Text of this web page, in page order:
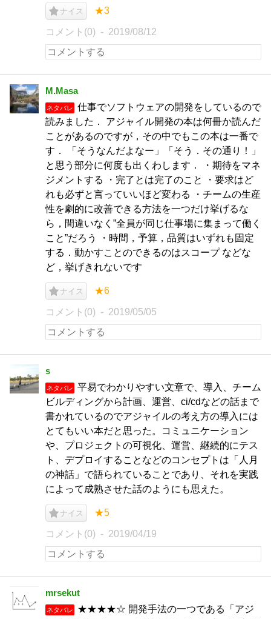
ナイス ★3
コメント(0) 2019/08/12
M.Masa
ネタバレ
仕事でソフトウェアの開発をしているので
読みました． アジャイル開発の本は何冊か読んだ
ことがあるのですが，その中でもこの本は一番で
す． 「そうなんだよなー」「そう．その通り！」
と思う部分に何度も出くわします． ・期待をマネ
ジメントする ・完了とは完了のこと ・要求はど
れも必ずと言っていいほど変わる ・チームの生産
性を劇的に改善できる方法を一つだけ挙げるな
ら，間違いなく”全員が同じ仕事場に集まって働く
こと”だろう ・時間，予算，品質はいずれも固定
する．動かすことのできるのはスコープ などな
ど，挙げきれないです
ナイス ★6
コメント(0) 2019/05/05
s
ネタバレ
平易でわかりやすい文章で、導入、チーム
ビルディングから計画、運営、ci/cdなどの話まで
書かれているのでアジャイルの考え方の導入には
とてもいい本だと思った。コミュニケーション
や、プロジェクトの可視化、運営、継続的にテス
ト、デプロイすることなどのコンセプトは「人月
の神話」で語られていることであり、それを実践
によって成熟させた話のようにも思えた。
ナイス ★5
コメント(0) 2019/04/19
mrsekut
ネタバレ
★★★★☆ 開発手法の一つである「アジ